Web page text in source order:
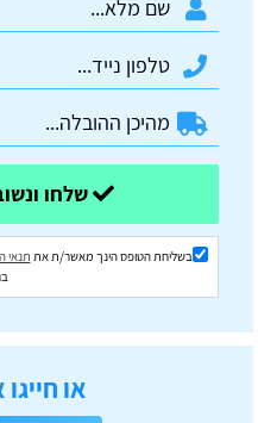
בשליחת הטופס הינך מאשר/ת את תנאי
או